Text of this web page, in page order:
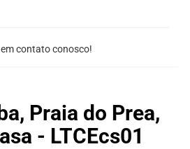
Praia do Prea,
- LTCEcs01
contato conosco!